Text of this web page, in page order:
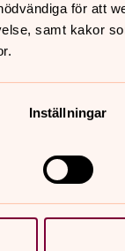
för att
samt kakor
Inställningar